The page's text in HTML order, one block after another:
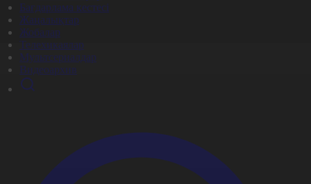
Бағдарлама кестесі
Жаңалықтар
Жобалар
Телехикаялар
Мультсериалдар
Видеоархив